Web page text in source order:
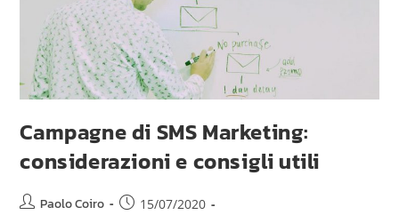
Campagne di SMS Marketing:
considerazioni e consigli utili
Paolo Coiro 15/07/2020